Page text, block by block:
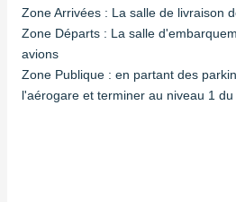
Zone Arrivées : La salle de livraison
Zone Départs : La salle
avions
Zone Publique : en partant des
l'aérogare et terminer au niveau 1 du